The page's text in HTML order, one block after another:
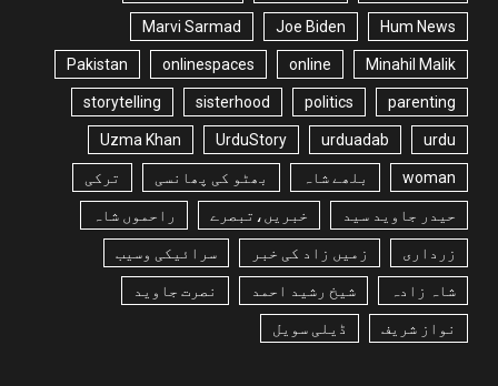
Hum News
Joe Biden
Marvi Sarmad
Minahil Malik
online
onlinespaces
Pakistan
parenting
politics
sisterhood
storytelling
urdu
urduadab
UrduStory
Uzma Khan
woman بلھے شاہ بھٹو کی پھانسی ترکی
حیدر جاوید سید خبریں،تبصرے راحموں شاہ
زرداری زمیں زاد کی خبر سرائیکی وسیب
شاہ زادہ شیخ رشید احمد نصرت جاوید
نواز شریف ڈیلی سویل